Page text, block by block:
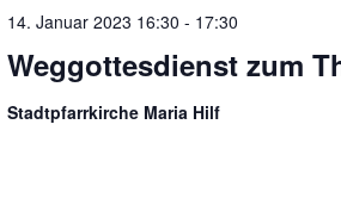
Weggottesdienst zum
14. Januar 2023 16:30 - 17:30
Stadtpfarrkirche Maria Hilf